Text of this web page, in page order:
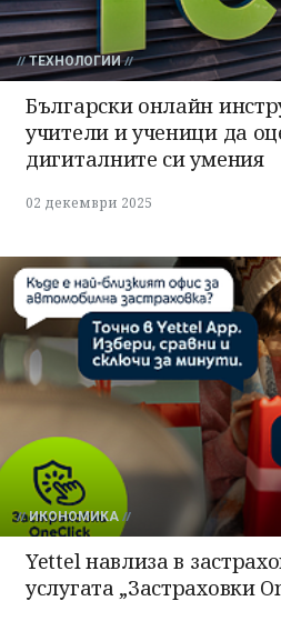
ТЕХНОЛОГИИ
Български онлайн
учители и ученици да
дигиталните си умения
02 декември 2025
ИКОНОМИКА
Yettel навлиза в
услугата „Застраховки